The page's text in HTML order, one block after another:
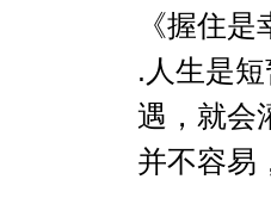
《握住
.人生是
遇，就会
并不容易